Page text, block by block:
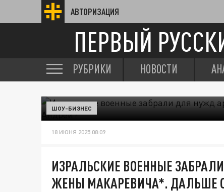
АВТОРИЗАЦИЯ
ПЕРВЫЙ
РУБРИКИ НОВОСТИ
ШОУ-БИЗНЕС
18 ИЮНЯ 2025 08:09
ИЗРАЛЬСКИЕ ВОЕННЫЕ
ЖЕНЫ МАКАРЕВИЧА*. ДАЛЬШЕ